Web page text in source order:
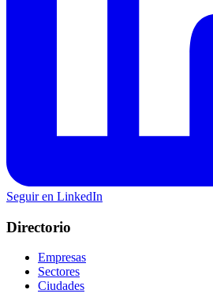
Seguir en LinkedIn
Directorio
Empresas
Sectores
Ciudades